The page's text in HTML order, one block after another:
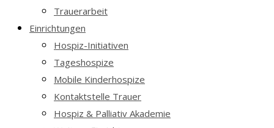
Trauerarbeit
Einrichtungen
Hospiz-Initiativen
Tageshospize
Mobile Kinderhospize
Kontaktstelle Trauer
Hospiz & Palliativ Akademie